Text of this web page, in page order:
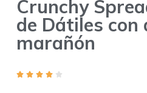
Crunchy
de Dátiles con
marañón